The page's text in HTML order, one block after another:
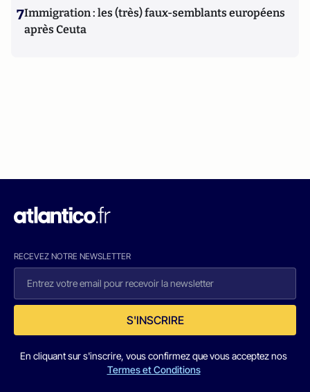
7Immigration : les (très) faux-semblants européens
après Ceuta
RECEVEZ NOTRE NEWSLETTER
S'INSCRIRE
En cliquant sur s'inscrire, vous confirmez que vous acceptez nos
Termes et Conditions